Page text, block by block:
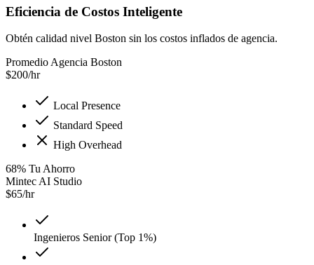
Eficiencia de Costos Inteligente
Obtén calidad nivel Boston sin los costos inflados de agencia.
Promedio Agencia Boston
$200/hr
Local Presence
Standard Speed
High Overhead
68% Tu Ahorro
Mintec AI Studio
$65/hr
Ingenieros Senior (Top 1%)